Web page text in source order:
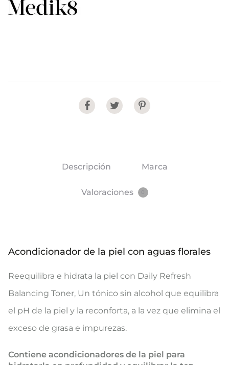
Share
Descripción Marca
Valoraciones
Acondicionador de la piel con aguas florales
Reequilibra e hidrata la piel con Daily Refresh
Balancing Toner, Un tónico sin alcohol que equilibra
el pH de la piel y la reconforta, a la vez que elimina el
exceso de grasa e impurezas.
Contiene acondicionadores de la piel para